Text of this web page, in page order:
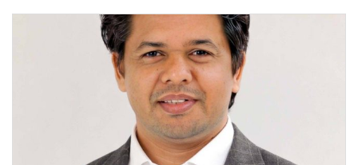
সারা দেশে বজ্রাঘাতে ১৪ জনের প্রাণহানি
কঠোর হচ্ছে এসএসসি ও এইচএসসি পরীক্ষা
ফরিদগঞ্জে আগুনে পুড়লো ৬ ব্যবসা প্রতিষ্ঠান